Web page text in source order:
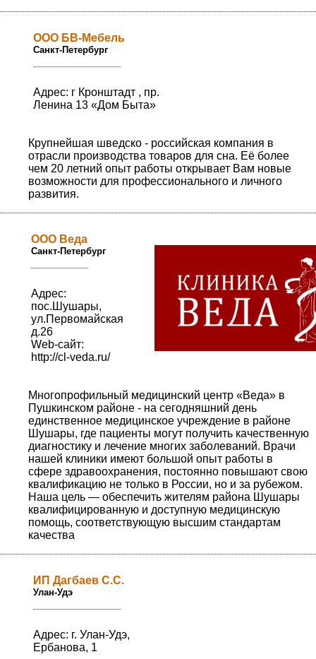
ООО БВ-Мебель
Санкт-Петербург
Адрес: г Кронштадт , пр.
Ленина 13 «Дом Быта»
Крупнейшая шведско - российская компания в
отрасли производства товаров для сна. Её более
чем 20 летний опыт работы открывает Вам новые
возможности для профессионального и личного
развития.
ООО Веда
Санкт-Петербург
Адрес:
пос.Шушары,
ул.Первомайская
д.26
Web-сайт:
http://cl-veda.ru/
Многопрофильный медицинский центр «Веда» в
Пушкинском районе - на сегодняшний день
единственное медицинское учреждение в районе
Шушары, где пациенты могут получить качественную
диагностику и лечение многих заболеваний. Врачи
нашей клиники имеют большой опыт работы в
сфере здравоохранения, постоянно повышают свою
квалификацию не только в России, но и за рубежом.
Наша цель — обеспечить жителям района Шушары
квалифицированную и доступную медицинскую
помощь, соответствующую высшим стандартам
качества
ИП Дагбаев С.С.
Улан-Удэ
Адрес: г. Улан-Удэ,
Ербанова, 1